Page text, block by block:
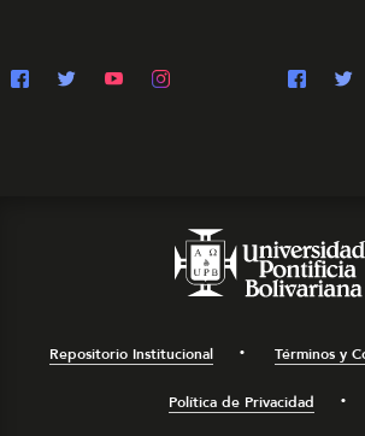
Repositorio Institucional Términos y
Política de Privacidad